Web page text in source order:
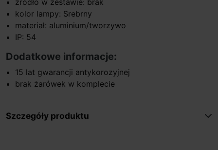
kolor lampy: Srebrny
materiał: aluminium/tworzywo
IP: 54
Dodatkowe informacje:
15 lat gwarancji antykorozyjnej
brak żarówek w komplecie
Szczegóły produktu